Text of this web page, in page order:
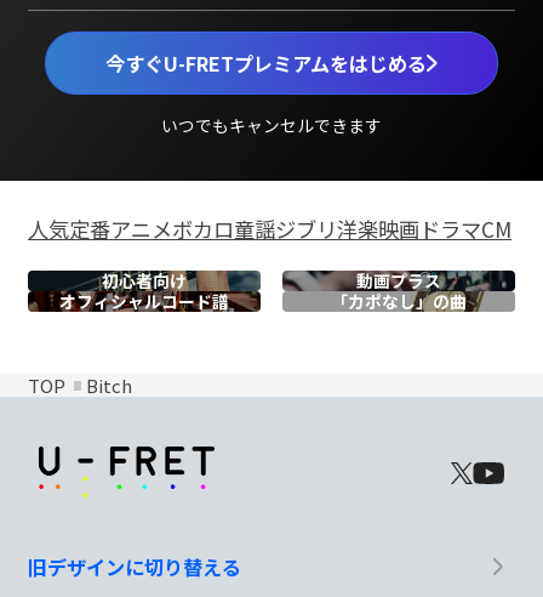
今すぐU-FRETプレミアムをはじめる
いつでもキャンセルできます
人気定番アニメボカロ童謡ジブリ洋楽映画ドラマCM
初心者向け
動画プラス
オフィシャルコード譜 「カポなし」の曲
TOP Bitch
旧デザインに切り替える